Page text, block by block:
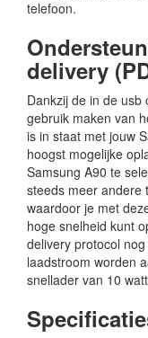
telefoon.
delivery
Dankzij de in de
gebruik maken van
is in staat met jouw
hoogst mogelijke
Samsung A90 te
steeds meer andere
waardoor je met
hoge snelheid kunt
delivery protocol
laadstroom worden
snellader van 10